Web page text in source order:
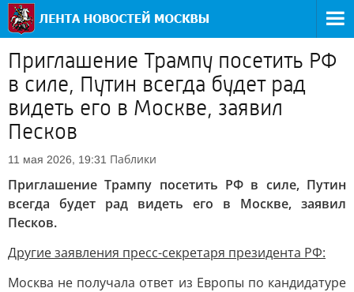
Приглашение Трампу посетить РФ
в силе, Путин всегда будет рад
видеть его в Москве, заявил
Песков
11 мая 2026, 19:31 Паблики
Приглашение Трампу посетить РФ в силе, Путин
всегда будет рад видеть его в Москве, заявил
Песков.
Другие заявления пресс-секретаря президента РФ:
Москва не получала ответ из Европы по кандидатуре